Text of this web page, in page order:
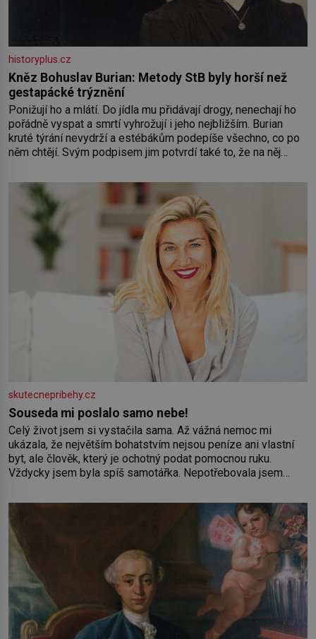
historyplus.cz
Kněz Bohuslav Burian: Metody StB byly horší než
gestapácké trýznění
Ponižují ho a mlátí. Do jídla mu přidávají drogy, nenechají ho
pořádně vyspat a smrtí vyhrožují i jeho nejbližším. Burian
kruté týrání nevydrží a estébákům podepíše všechno, co po
něm chtějí. Svým podpisem jim potvrdí také to, že na něj
Syn brněnského řezníka chce být knězem a
skutecnepribehy.cz
Souseda mi poslalo samo nebe!
Celý život jsem si vystačila sama. Až vážná nemoc mi
ukázala, že největším bohatstvím nejsou peníze ani vlastní
byt, ale člověk, který je ochotný podat pomocnou ruku.
Vždycky jsem byla spíš samotářka. Nepotřebovala jsem
práce a hlavně klid. Hned po studiích jsem odešla z rodného